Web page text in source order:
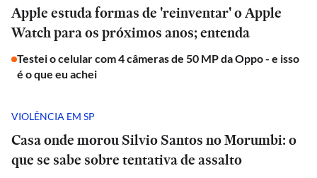
Apple estuda formas de 'reinventar' o Apple
Watch para os próximos anos; entenda
Testei o celular com 4 câmeras de 50 MP da Oppo - e isso
é o que eu achei
VIOLÊNCIA EM SP
Casa onde morou Silvio Santos no Morumbi: o
que se sabe sobre tentativa de assalto